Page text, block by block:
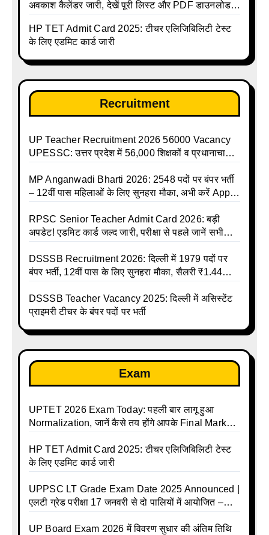
अवकाश कैलेंडर जारी, देखें पूरी लिस्ट और PDF डाउनलोड
talika | Sarkari Avkash Talika | Up Holidays List |
Holidays Calendar
HP TET Admit Card 2025: टीचर एलिजिबिलिटी टेस्ट
के लिए एडमिट कार्ड जारी
Recruitment
UP Teacher Recruitment 2026 56000 Vacancy
UPESSC: उत्तर प्रदेश में 56,000 शिक्षकों व प्रधानाचार्यों
MP Anganwadi Bharti 2026: 2548 पदों पर बंपर भर्ती
– 12वीं पास महिलाओं के लिए सुनहरा मौका, अभी करें Apply
RPSC Senior Teacher Admit Card 2026: बड़ी
अपडेट! एडमिट कार्ड जल्द जारी, परीक्षा से पहले जानें सभी
DSSSB Recruitment 2026: दिल्ली में 1979 पदों पर
बंपर भर्ती, 12वीं पास के लिए सुनहरा मौका, सैलरी ₹1.44
DSSSB Teacher Vacancy 2025: दिल्ली में असिस्टेंट
प्राइमरी टीचर के बंपर पदों पर भर्ती
Exam
UPTET 2026 Exam Today: पहली बार लागू हुआ
Normalization, जानें कैसे तय होंगे आपके Final Marks
HP TET Admit Card 2025: टीचर एलिजिबिलिटी टेस्ट
के लिए एडमिट कार्ड जारी
UPPSC LT Grade Exam Date 2025 Announced |
एलटी ग्रेड परीक्षा 17 जनवरी से दो पालियों में आयोजित –
UP Board Exam 2026 में विवरण सुधार की अंतिम तिथि